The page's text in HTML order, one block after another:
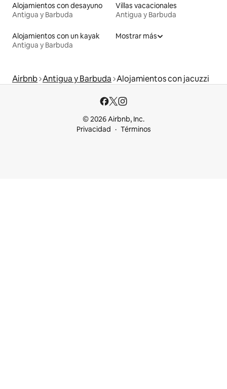
Alojamientos con desayuno
Antigua y Barbuda
Villas vacacionales
Antigua y Barbuda
Alojamientos con un kayak
Antigua y Barbuda
Mostrar más
Airbnb Antigua y Barbuda Alojamientos con jacuzzi
© 2026 Airbnb, Inc.
Privacidad
Términos